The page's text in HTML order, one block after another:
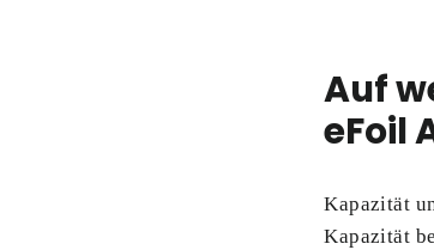
Auf
eFoil
Kapazität
Kapazität